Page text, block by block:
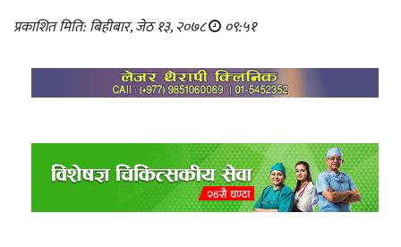
प्रकाशित मिति: बिहीबार, जेठ १३, २०७८ ०९:५१